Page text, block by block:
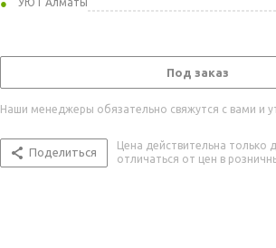
Под заказ
Наши менеджеры обязательно свяжутся с вами и
Поделиться
Цена действительна только
отличаться от цен в